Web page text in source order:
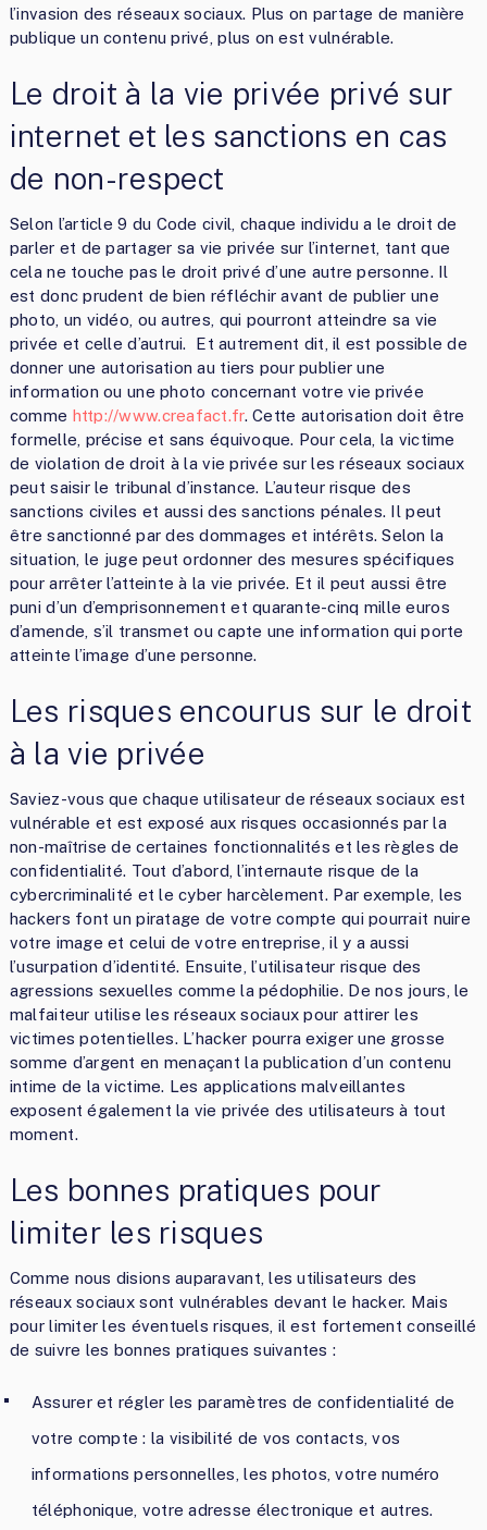
l’invasion des réseaux sociaux. Plus on partage de manière
publique un contenu privé, plus on est vulnérable.
Le droit à la vie privée privé sur
internet et les sanctions en cas
de non-respect
Selon l’article 9 du Code civil, chaque individu a le droit de
parler et de partager sa vie privée sur l’internet, tant que
cela ne touche pas le droit privé d’une autre personne. Il
est donc prudent de bien réfléchir avant de publier une
photo, un vidéo, ou autres, qui pourront atteindre sa vie
privée et celle d’autrui. Et autrement dit, il est possible de
donner une autorisation au tiers pour publier une
information ou une photo concernant votre vie privée
comme http://www.creafact.fr. Cette autorisation doit être
formelle, précise et sans équivoque. Pour cela, la victime
de violation de droit à la vie privée sur les réseaux sociaux
peut saisir le tribunal d’instance. L’auteur risque des
sanctions civiles et aussi des sanctions pénales. Il peut
être sanctionné par des dommages et intérêts. Selon la
situation, le juge peut ordonner des mesures spécifiques
pour arrêter l’atteinte à la vie privée. Et il peut aussi être
puni d’un d’emprisonnement et quarante-cinq mille euros
d’amende, s’il transmet ou capte une information qui porte
atteinte l’image d’une personne.
Les risques encourus sur le droit
à la vie privée
Saviez-vous que chaque utilisateur de réseaux sociaux est
vulnérable et est exposé aux risques occasionnés par la
non-maîtrise de certaines fonctionnalités et les règles de
confidentialité. Tout d’abord, l’internaute risque de la
cybercriminalité et le cyber harcèlement. Par exemple, les
hackers font un piratage de votre compte qui pourrait nuire
votre image et celui de votre entreprise, il y a aussi
l’usurpation d’identité. Ensuite, l’utilisateur risque des
agressions sexuelles comme la pédophilie. De nos jours, le
malfaiteur utilise les réseaux sociaux pour attirer les
victimes potentielles. L’hacker pourra exiger une grosse
somme d’argent en menaçant la publication d’un contenu
intime de la victime. Les applications malveillantes
exposent également la vie privée des utilisateurs à tout
moment.
Les bonnes pratiques pour
limiter les risques
Comme nous disions auparavant, les utilisateurs des
réseaux sociaux sont vulnérables devant le hacker. Mais
pour limiter les éventuels risques, il est fortement conseillé
de suivre les bonnes pratiques suivantes :
Assurer et régler les paramètres de confidentialité de
votre compte : la visibilité de vos contacts, vos
informations personnelles, les photos, votre numéro
téléphonique, votre adresse électronique et autres.